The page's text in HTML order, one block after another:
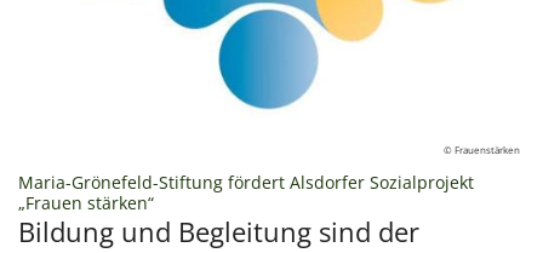
© Frauenstärken
Maria-Grönefeld-Stiftung fördert Alsdorfer Sozialprojekt
„Frauen stärken“:
Bildung und Begleitung sind der